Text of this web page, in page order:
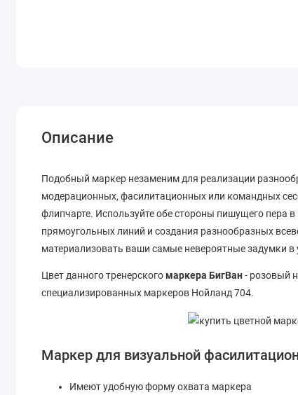
Описание
Подобный маркер незаменим для реализации
модерационных, фасилитационных или командных
флипчарте. Используйте обе стороны пишущего пера
прямоугольных линий и создания разнообразных
материализовать ваши самые невероятные задумки в
Цвет данного тренерского маркера БигВан- розовый
специализированных маркеров Нойланд 704.
Маркер для визуальной
Имеют удобную форму охвата маркера